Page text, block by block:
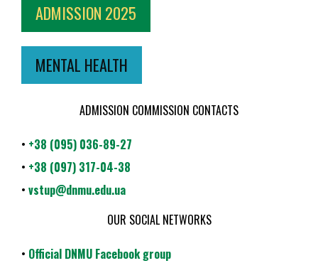
ADMISSION 2025
MENTAL HEALTH
ADMISSION COMMISSION CONTACTS
• +38 (095) 036-89-27
• +38 (097) 317-04-38
• vstup@dnmu.edu.ua
OUR SOCIAL NETWORKS
• Official DNMU Facebook group